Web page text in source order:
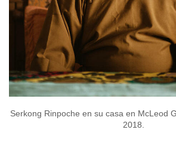
Serkong Rinpoche en su casa en McLeod
2018.